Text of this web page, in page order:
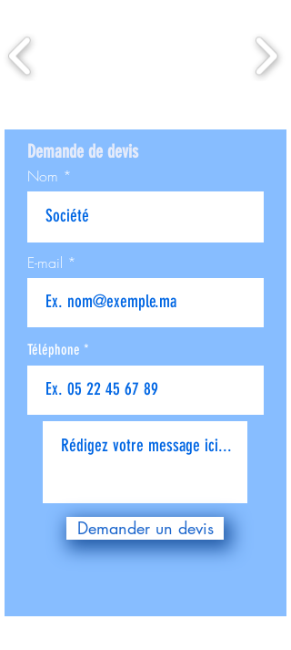
Demande de devis
Nom
E-mail
Téléphone
Demander un devis